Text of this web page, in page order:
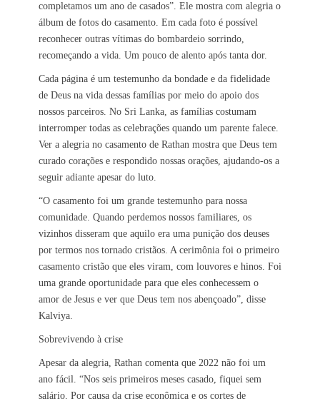
completamos um ano de casados”. Ele mostra com alegria o
álbum de fotos do casamento. Em cada foto é possível
reconhecer outras vítimas do bombardeio sorrindo,
recomeçando a vida. Um pouco de alento após tanta dor.
Cada página é um testemunho da bondade e da fidelidade
de Deus na vida dessas famílias por meio do apoio dos
nossos parceiros. No Sri Lanka, as famílias costumam
interromper todas as celebrações quando um parente falece.
Ver a alegria no casamento de Rathan mostra que Deus tem
curado corações e respondido nossas orações, ajudando-os a
seguir adiante apesar do luto.
“O casamento foi um grande testemunho para nossa
comunidade. Quando perdemos nossos familiares, os
vizinhos disseram que aquilo era uma punição dos deuses
por termos nos tornado cristãos. A cerimônia foi o primeiro
casamento cristão que eles viram, com louvores e hinos. Foi
uma grande oportunidade para que eles conhecessem o
amor de Jesus e ver que Deus tem nos abençoado”, disse
Kalviya.
Sobrevivendo à crise
Apesar da alegria, Rathan comenta que 2022 não foi um
ano fácil. “Nos seis primeiros meses casado, fiquei sem
salário. Por causa da crise econômica e os cortes de